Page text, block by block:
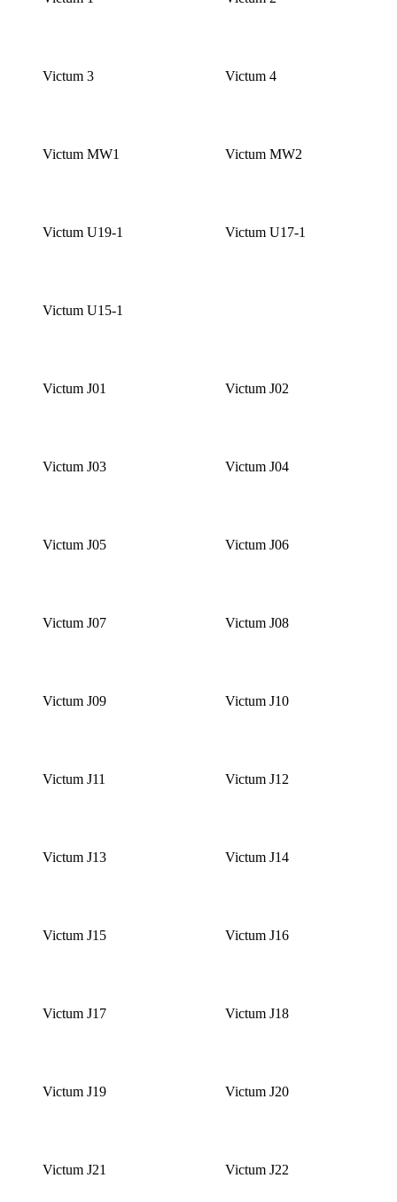
Victum 3 Victum 4
Victum MW1 Victum MW2
Victum U19-1 Victum U17-1
Victum U15-1
Victum J01 Victum J02
Victum J03 Victum J04
Victum J05 Victum J06
Victum J07 Victum J08
Victum J09 Victum J10
Victum J11 Victum J12
Victum J13 Victum J14
Victum J15 Victum J16
Victum J17 Victum J18
Victum J19 Victum J20
Victum J21 Victum J22